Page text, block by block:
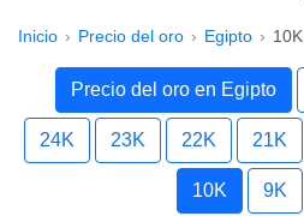
Inicio Precio del oro Egipto 10K
Precio del oro en Egipto
24K 23K 22K 21K
10K 9K